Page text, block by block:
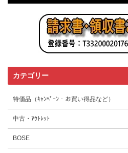
カテゴリー
特価品（ｷｬﾝﾍﾟｰﾝ・お買い得品など）
中古・ｱｳﾄﾚｯﾄ
BOSE